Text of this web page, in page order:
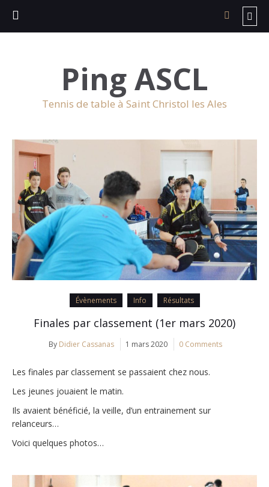
Ping ASCL
Tennis de table à Saint Christol les Ales
Évènements Info Résultats
Finales par classement (1er mars 2020)
By Didier Cassanas 1 mars 2020 0 Comments
Les finales par classement se passaient chez nous.
Les jeunes jouaient le matin.
Ils avaient bénéficié, la veille, d’un entrainement sur
relanceurs…
Voici quelques photos…